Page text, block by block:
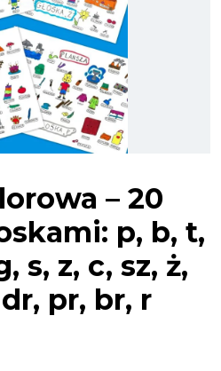
– 20
p, b, t,
s, z, c, sz, ż,
pr, br, r